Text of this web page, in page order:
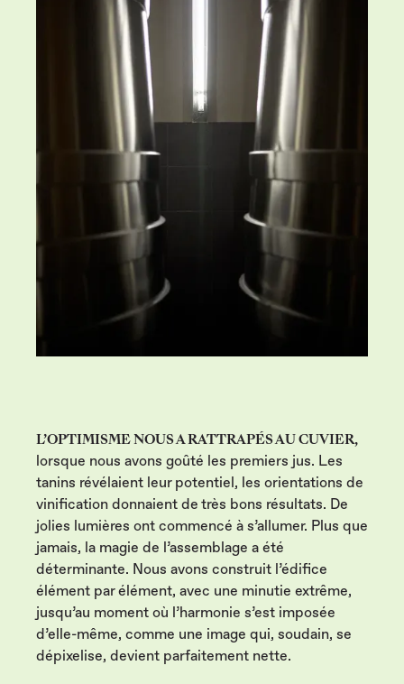
L’OPTIMISME NOUS A RATTRAPÉS AU CUVIER,
lorsque nous avons goûté les premiers jus. Les
tanins révélaient leur potentiel, les orientations de
vinification donnaient de très bons résultats. De
jolies lumières ont commencé à s’allumer. Plus que
jamais, la magie de l’assemblage a été
déterminante. Nous avons construit l’édifice
élément par élément, avec une minutie extrême,
jusqu’au moment où l’harmonie s’est imposée
d’elle-même, comme une image qui, soudain, se
dépixelise, devient parfaitement nette.